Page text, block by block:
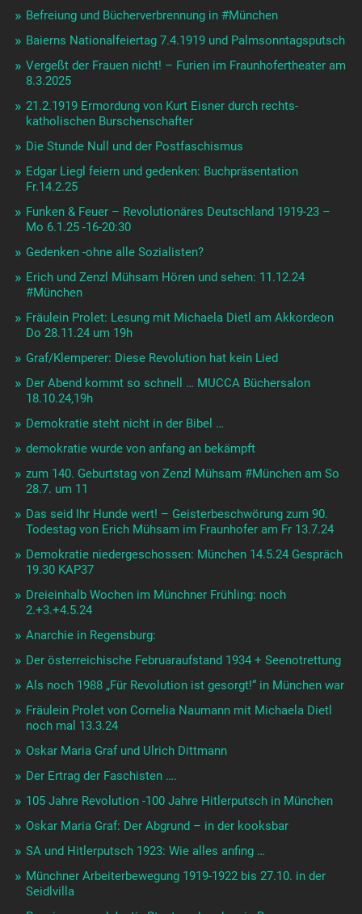
Befreiung und Bücherverbrennung in #München
Baierns Nationalfeiertag 7.4.1919 und Palmsonntagsputsch
Vergeßt der Frauen nicht! – Furien im Fraunhofertheater am
8.3.2025
21.2.1919 Ermordung von Kurt Eisner durch rechts-
katholischen Burschenschafter
Die Stunde Null und der Postfaschismus
Edgar Liegl feiern und gedenken: Buchpräsentation
Fr.14.2.25
Funken & Feuer – Revolutionäres Deutschland 1919-23 –
Mo 6.1.25 -16-20:30
Gedenken -ohne alle Sozialisten?
Erich und Zenzl Mühsam Hören und sehen: 11.12.24
#München
Fräulein Prolet: Lesung mit Michaela Dietl am Akkordeon
Do 28.11.24 um 19h
Graf/Klemperer: Diese Revolution hat kein Lied
Der Abend kommt so schnell … MUCCA Büchersalon
18.10.24,19h
Demokratie steht nicht in der Bibel …
demokratie wurde von anfang an bekämpft
zum 140. Geburtstag von Zenzl Mühsam #München am So
28.7. um 11
Das seid Ihr Hunde wert! – Geisterbeschwörung zum 90.
Todestag von Erich Mühsam im Fraunhofer am Fr 13.7.24
Demokratie niedergeschossen: München 14.5.24 Gespräch
19.30 KAP37
Dreieinhalb Wochen im Münchner Frühling: noch
2.+3.+4.5.24
Anarchie in Regensburg:
Der österreichische Februaraufstand 1934 + Seenotrettung
Als noch 1988 „Für Revolution ist gesorgt!“ in München war
Fräulein Prolet von Cornelia Naumann mit Michaela Dietl
noch mal 13.3.24
Oskar Maria Graf und Ulrich Dittmann
Der Ertrag der Faschisten ….
105 Jahre Revolution -100 Jahre Hitlerputsch in München
Oskar Maria Graf: Der Abgrund – in der kooksbar
SA und Hitlerputsch 1923: Wie alles anfing …
Münchner Arbeiterbewegung 1919-1922 bis 27.10. in der
Seidlvilla